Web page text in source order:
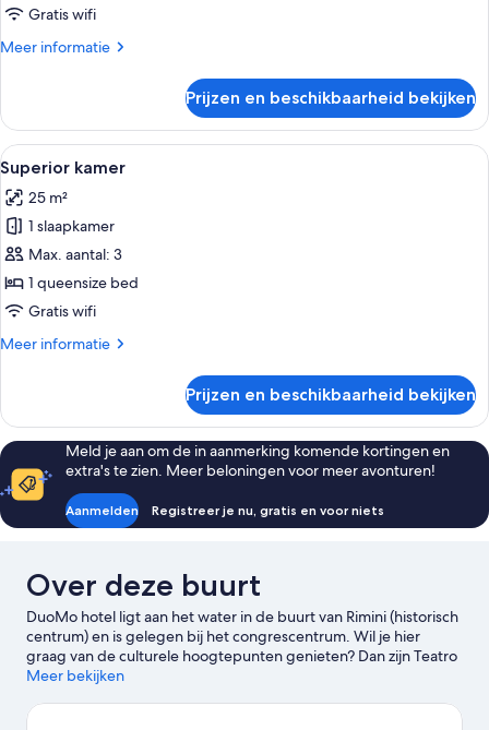
Gratis wifi
Meer informatie
Meer
tweepersoonskamer
Prijzen en beschikbaarheid bekijken
Alle
foto's
voor
Superior
kamer
laden
Een moderne hotelkamer met een
6
Superior kamer
25 m²
1 slaapkamer
Max. aantal: 3
1 queensize bed
Gratis wifi
Meer informatie
Meer
kamer
Prijzen en beschikbaarheid bekijken
Meld je aan om de in aanmerking komende kortingen en
extra's te zien. Meer beloningen voor meer avonturen!
Aanmelden Registreer je nu, gratis en voor niets
Over deze buurt
DuoMo hotel ligt aan het water in de buurt van Rimini (historisch
centrum) en is gelegen bij het congrescentrum. Wil je hier
graag van de culturele hoogtepunten genieten? Dan zijn Teatro
Amintore Galli en Museo Nazionale del Motociclo echt een
je bij Italia in Miniatura en Reuzenrad van Rimini. Wil je tijdens je
Meer bekijken